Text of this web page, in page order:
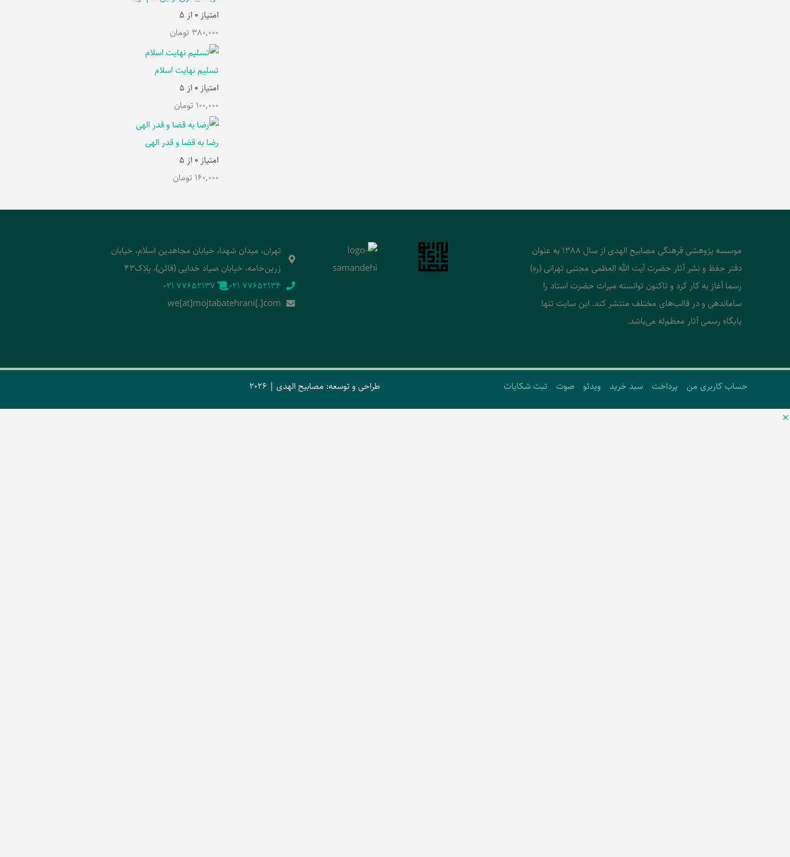
امتیاز 0 از 5
380,000 تومان
تسلیم نهایت اسلام
امتیاز 0 از 5
100,000 تومان
رضا به قضا و قدر الهی
امتیاز 0 از 5
160,000 تومان
موسسه پژوهشی فرهنگی مصابیح الهدی از سال 1388 به عنوان
دفتر حفظ و نشر آثار حضرت آیت الله العظمی مجتبی تهرانی (ره)
رسما آغاز به کار کرد و تاکنون توانسته میراث حضرت استاد را
ساماندهی و در قالب‌های مختلف منتشر کند. این سایت تنها
پایگاه رسمی آثار معظم‌له می‌باشد.
تهران، میدان شهدا، خیابان مجاهدین اسلام، خیابان
زرین‌خامه، خیابان صیاد خدایی (قائن)، پلاک43
‭021 77652134‬
‭021 77652137‬
we[at]mojtabatehrani[.]com
حساب کاربری من پرداخت سبد خرید ویدئو صوت ثبت شکایات طراحی و توسعه: مصابیح الهدی | 2026